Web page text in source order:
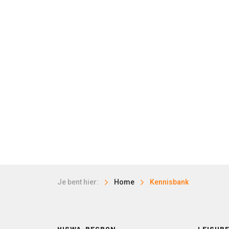
Je bent hier: Home Kennisbank